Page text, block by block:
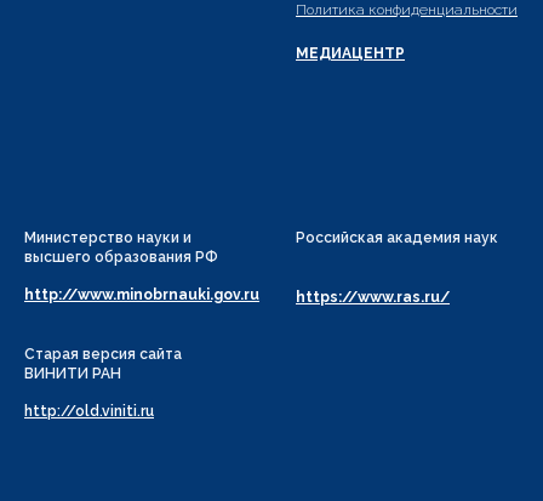
Политика конфиденциальности
МЕДИАЦЕНТР
Министерство науки и
высшего образования РФ
http://www.minobrnauki.gov.ru
Российская академия наук
https://www.ras.ru/
Старая версия сайта
ВИНИТИ РАН
http://old.viniti.ru